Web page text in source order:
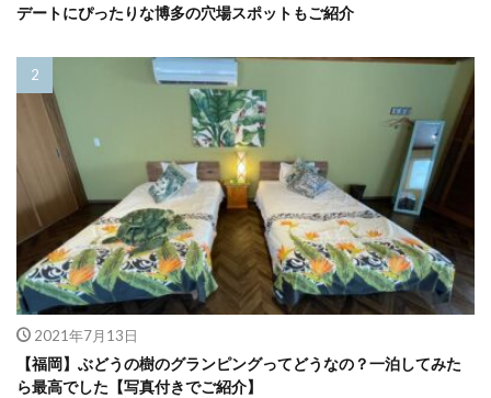
デートにぴったりな博多の穴場スポットもご紹介
2021年7月13日
【福岡】ぶどうの樹のグランピングってどうなの？一泊してみた
ら最高でした【写真付きでご紹介】